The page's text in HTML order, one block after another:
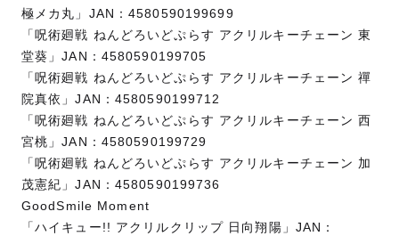
極メカ丸」JAN：4580590199699
「呪術廻戦 ねんどろいどぷらす アクリルキーチェーン 東
堂葵」JAN：4580590199705
「呪術廻戦 ねんどろいどぷらす アクリルキーチェーン 禪
院真依」JAN：4580590199712
「呪術廻戦 ねんどろいどぷらす アクリルキーチェーン 西
宮桃」JAN：4580590199729
「呪術廻戦 ねんどろいどぷらす アクリルキーチェーン 加
茂憲紀」JAN：4580590199736
GoodSmile Moment
「ハイキュー!! アクリルクリップ 日向翔陽」JAN：